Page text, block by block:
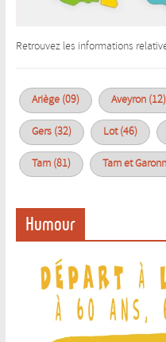
Retrouvez les informations
Ariège (09) Aveyron (12)
Gers (32) Lot (46)
Tarn (81) Tarn et
Humour